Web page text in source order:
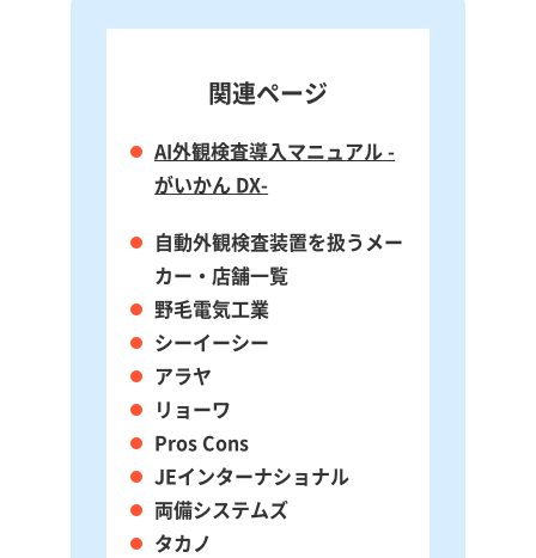
関連ページ
AI外観検査導入マニュアル -
がいかん DX-
自動外観検査装置を扱うメー
カー・店舗一覧
野毛電気工業
シーイーシー
アラヤ
リョーワ
Pros Cons
JEインターナショナル
両備システムズ
タカノ